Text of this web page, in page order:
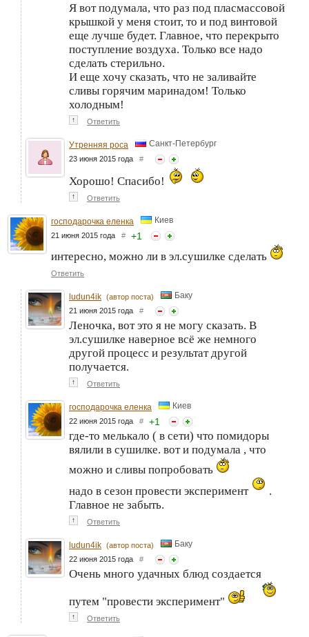
Я вот подумала, что раз под пласмассовой
крышкой у меня стоит, то и под винтовой
еще лучше будет. Главное, что перекрыто
поступление воздуха. Только все надо
сделать стерильно.
И еще хочу сказать, что не заливайте
сливы горячим маринадом! Только
холодным!
↑ Ответить
Утренняя роса Санкт-Петербург
23 июня 2015 года #
Хорошо! Спасибо!
↑ Ответить
господарочка еленка Киев
21 июня 2015 года # +1
интересно, можно ли в эл.сушилке сделать
Ответить
ludun4ik (автор поста) Баку
21 июня 2015 года #
Леночка, вот это я не могу сказать. В
эл.сушилке наверное всё же немного
другой процесс и результат другой
получается.
↑ Ответить
господарочка еленка Киев
22 июня 2015 года # +1
где-то мелькало ( в сети) что помидоры
вялили в сушилке. вот и подумала , что
можно и сливы попробовать
надо в сезон провести эксперимент
.
Главное не забыть.
↑ Ответить
ludun4ik (автор поста) Баку
22 июня 2015 года #
Очень много удачных блюд создается
путем "провести эксперимент"
↑ Ответить